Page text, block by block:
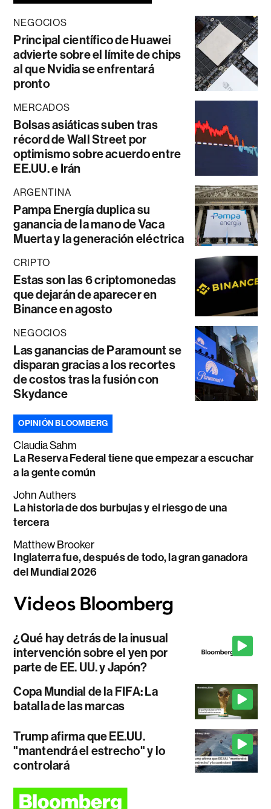
NEGOCIOS
Principal científico de Huawei
advierte sobre el límite de chips
al que Nvidia se enfrentará
pronto
MERCADOS
Bolsas asiáticas suben tras
récord de Wall Street por
optimismo sobre acuerdo entre
EE.UU. e Irán
ARGENTINA
Pampa Energía duplica su
ganancia de la mano de Vaca
Muerta y la generación eléctrica
CRIPTO
Estas son las 6 criptomonedas
que dejarán de aparecer en
Binance en agosto
NEGOCIOS
Las ganancias de Paramount se
disparan gracias a los recortes
de costos tras la fusión con
Skydance
OPINIÓN BLOOMBERG
Claudia Sahm
La Reserva Federal tiene que empezar a escuchar
a la gente común
John Authers
La historia de dos burbujas y el riesgo de una
tercera
Matthew Brooker
Inglaterra fue, después de todo, la gran ganadora
del Mundial 2026
¿Qué hay detrás de la inusual
intervención sobre el yen por
parte de EE. UU. y Japón?
Copa Mundial de la FIFA: La
batalla de las marcas
Trump afirma que EE.UU.
"mantendrá el estrecho" y lo
controlará